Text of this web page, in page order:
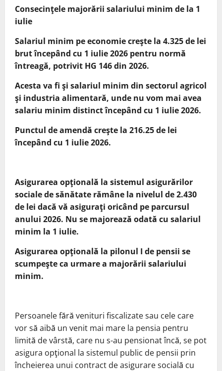
Consecinţele majorării salariului minim de la 1
iulie
Salariul minim pe economie creşte la 4.325 de lei
brut începând cu 1 iulie 2026 pentru normă
întreagă, potrivit HG 146 din 2026.
Acesta va fi şi salariul minim din sectorul agricol
şi industria alimentară, unde nu vom mai avea
salariu minim distinct începând cu 1 iulie 2026.
Punctul de amendă creşte la 216.25 de lei
începând cu 1 iulie 2026.
Asigurarea opţională la sistemul asigurărilor
sociale de sănătate rămâne la nivelul de 2.430
de lei dacă vă asiguraţi oricând pe parcursul
anului 2026. Nu se majorează odată cu salariul
minim la 1 iulie.
Asigurarea opţională la pilonul I de pensii se
scumpeşte ca urmare a majorării salariului
minim.
Persoanele fără venituri fiscalizate sau cele care
vor să aibă un venit mai mare la pensia pentru
limită de vârstă, care nu s-au pensionat încă, se pot
asigura opţional la sistemul public de pensii prin
încheierea unui contract de asigurare socială cu